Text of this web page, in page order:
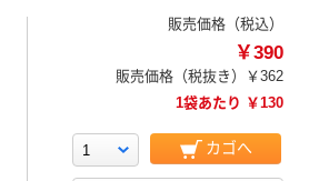
販売価格（税込）
￥390
販売価格（税抜き）
￥362
1袋あたり ￥130
カゴへ